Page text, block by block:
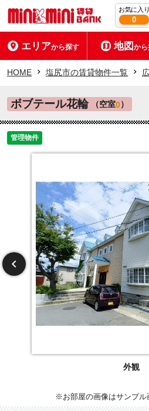
お気に入り
0
エリアから探す 地図か
HOME 塩尻市の賃貸物件一覧
ボブテール花輪 （空室0）
管理物件
外観
※お部屋の画像はサンプル